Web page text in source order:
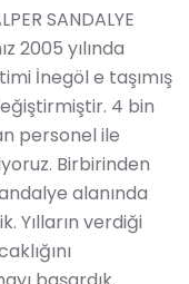
SANDALYE
2005 yılında
İnegöl e taşımış
4 bin
personel ile
Birbirinden
alanında
Yılların verdiği